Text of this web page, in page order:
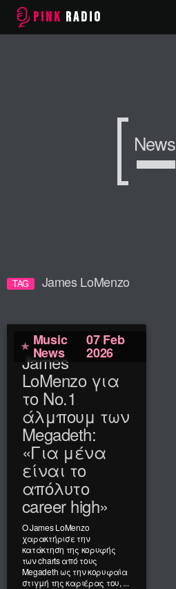
PINK RADIO
News
TAG James LoMenzo
Music
News
07 Feb
2026
James
LoMenzo για
το Νο.1
άλμπουμ των
Megadeth:
«Για μένα
είναι το
απόλυτο
career high»
Ο James LoMenzo
χαρακτήρισε την
κατάκτηση της κορυφής
των charts από τους
Megadeth ως την κορυφαία
στιγμή της καριέρας του, ...